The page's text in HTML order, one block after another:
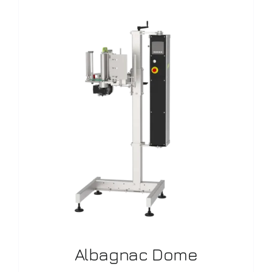
Albagnac Dome